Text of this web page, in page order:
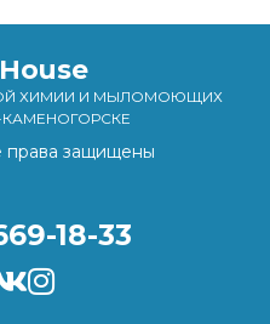
ХИМИИ И МЫЛОМОЮЩИХ
КАМЕНОГОРСКЕ
права защищены
18-33